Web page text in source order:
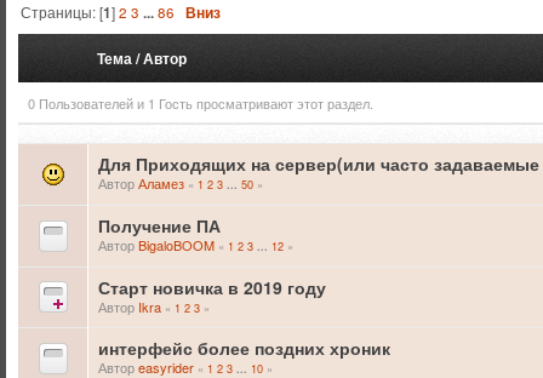
Страницы: [1]2 3 ...86 Вниз
Тема/Автор
0 Пользователей и 1 Гость просматривают этот раздел.
Для Приходящих на сервер(или часто
АвторАламез « 1 2 3 ... 50 »
Получение ПА
АвторBigaloBOOM « 1 2 3 ... 12 »
Старт новичка в 2019 году
Автор Ikra « 1 2 3 »
интерфейс более поздних хроник
Авторeasyrider « 1 2 3 ... 10 »